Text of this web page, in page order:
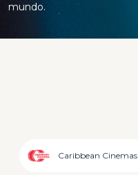
mundo.
Caribbean Cinemas